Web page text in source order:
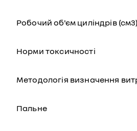
Робочий об'єм циліндрів (см3)
Норми токсичності
Методологія визначення
Пальне